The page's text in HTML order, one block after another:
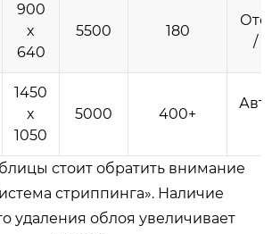
900
x
640
5500 180
/
1450
x
1050
5000 400+
стоит обратить внимание
стриппинга». Наличие
удаления облоя увеличивает